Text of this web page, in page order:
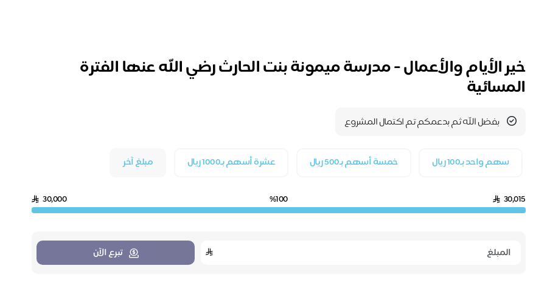
خير الأيام والأعمال - مدرسة ميمونة بنت الحارث رضي الله عنها الفترة
المسائية
بفضل الله ثم بدعمكم تم اكتمال المشروع
سهم واحد بـ100 ريال خمسة أسهم بـ500 ريال عشرة أسهم بـ1000 ريال مبلغ آخر
30,015
%100
30,000
تبرع الآن